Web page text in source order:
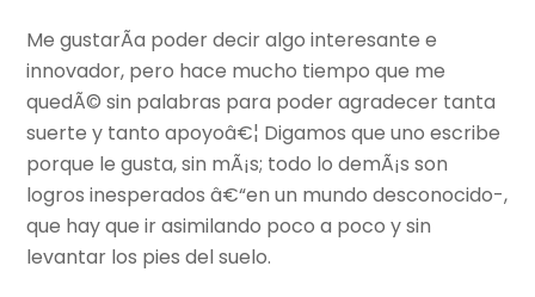
Me gustarÃ­a poder decir algo interesante e
innovador, pero hace mucho tiempo que me
quedÃ© sin palabras para poder agradecer tanta
suerte y tanto apoyoâ€¦ Digamos que uno escribe
porque le gusta, sin mÃ¡s; todo lo demÃ¡s son
logros inesperados â€“en un mundo desconocido-,
que hay que ir asimilando poco a poco y sin
levantar los pies del suelo.